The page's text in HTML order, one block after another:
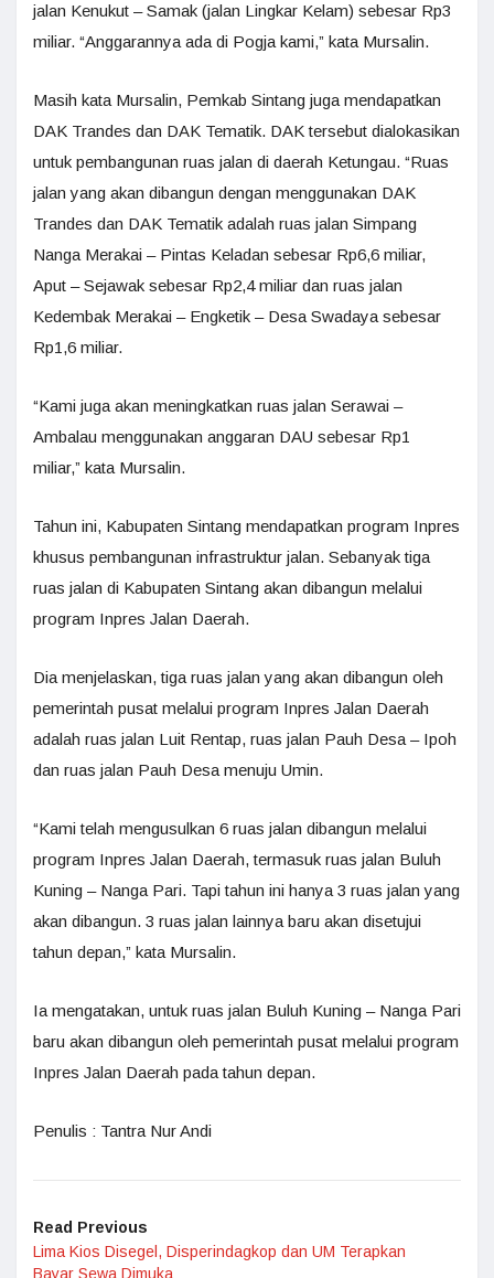
jalan Kenukut – Samak (jalan Lingkar Kelam) sebesar Rp3
miliar. “Anggarannya ada di Pogja kami,” kata Mursalin.
Masih kata Mursalin, Pemkab Sintang juga mendapatkan
DAK Trandes dan DAK Tematik. DAK tersebut dialokasikan
untuk pembangunan ruas jalan di daerah Ketungau. “Ruas
jalan yang akan dibangun dengan menggunakan DAK
Trandes dan DAK Tematik adalah ruas jalan Simpang
Nanga Merakai – Pintas Keladan sebesar Rp6,6 miliar,
Aput – Sejawak sebesar Rp2,4 miliar dan ruas jalan
Kedembak Merakai – Engketik – Desa Swadaya sebesar
Rp1,6 miliar.
“Kami juga akan meningkatkan ruas jalan Serawai –
Ambalau menggunakan anggaran DAU sebesar Rp1
miliar,” kata Mursalin.
Tahun ini, Kabupaten Sintang mendapatkan program Inpres
khusus pembangunan infrastruktur jalan. Sebanyak tiga
ruas jalan di Kabupaten Sintang akan dibangun melalui
program Inpres Jalan Daerah.
Dia menjelaskan, tiga ruas jalan yang akan dibangun oleh
pemerintah pusat melalui program Inpres Jalan Daerah
adalah ruas jalan Luit Rentap, ruas jalan Pauh Desa – Ipoh
dan ruas jalan Pauh Desa menuju Umin.
“Kami telah mengusulkan 6 ruas jalan dibangun melalui
program Inpres Jalan Daerah, termasuk ruas jalan Buluh
Kuning – Nanga Pari. Tapi tahun ini hanya 3 ruas jalan yang
akan dibangun. 3 ruas jalan lainnya baru akan disetujui
tahun depan,” kata Mursalin.
Ia mengatakan, untuk ruas jalan Buluh Kuning – Nanga Pari
baru akan dibangun oleh pemerintah pusat melalui program
Inpres Jalan Daerah pada tahun depan.
Penulis : Tantra Nur Andi
Read Previous
Lima Kios Disegel, Disperindagkop dan UM Terapkan
Bayar Sewa Dimuka